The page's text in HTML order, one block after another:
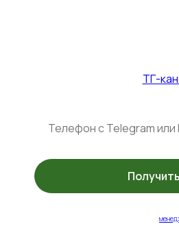
ТГ-
Получить